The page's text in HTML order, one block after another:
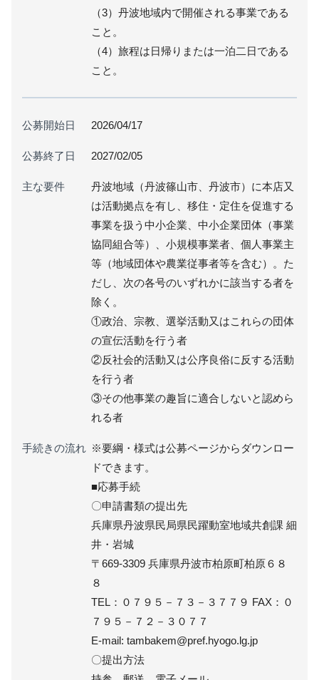
（3）丹波地域内で開催される事業である
こと。
（4）旅程は日帰りまたは一泊二日である
こと。
公募開始日 2026/04/17
公募終了日 2027/02/05
主な要件
丹波地域（丹波篠山市、丹波市）に本店又
は活動拠点を有し、移住・定住を促進する
事業を扱う中小企業、中小企業団体（事業
協同組合等）、小規模事業者、個人事業主
等（地域団体や農業従事者等を含む）。た
だし、次の各号のいずれかに該当する者を
除く。
①政治、宗教、選挙活動又はこれらの団体
の宣伝活動を行う者
②反社会的活動又は公序良俗に反する活動
を行う者
③その他事業の趣旨に適合しないと認めら
れる者
手続きの流れ ※要綱・様式は公募ページからダウンロー
ドできます。
■応募手続
〇申請書類の提出先
兵庫県丹波県民局県民躍動室地域共創課 細
井・岩城
〒669-3309 兵庫県丹波市柏原町柏原６８
８
TEL：０７９５－７３－３７７９ FAX：０
７９５－７２－３０７７
E-mail: tambakem@pref.hyogo.lg.jp
〇提出方法